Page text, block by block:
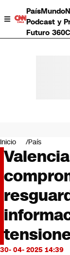
PaísMundo
Podcast y
Futuro 360
Negocios
Deportes
Programas
Cultura
Servicios
Bits
CNN Data
CNN tiempo
Futuro 360
Opinión
Inicio País
30- 04- 2025 14:39